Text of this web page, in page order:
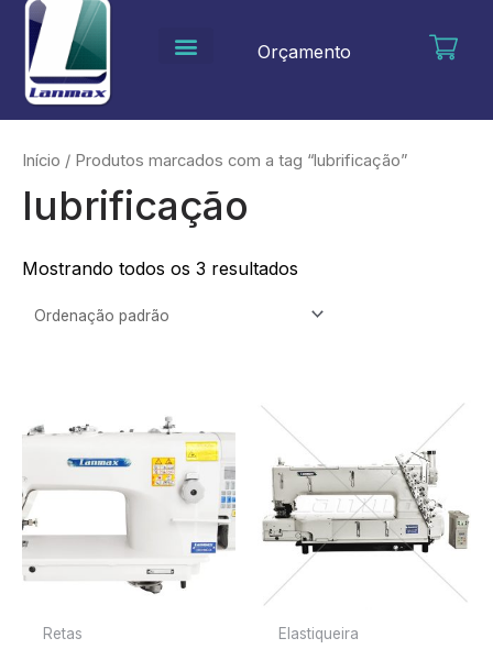
para
conteúdo
Orçamento
Início / Produtos marcados com a tag “lubrificação”
lubrificação
Mostrando todos os 3 resultados
Retas Elastiqueira